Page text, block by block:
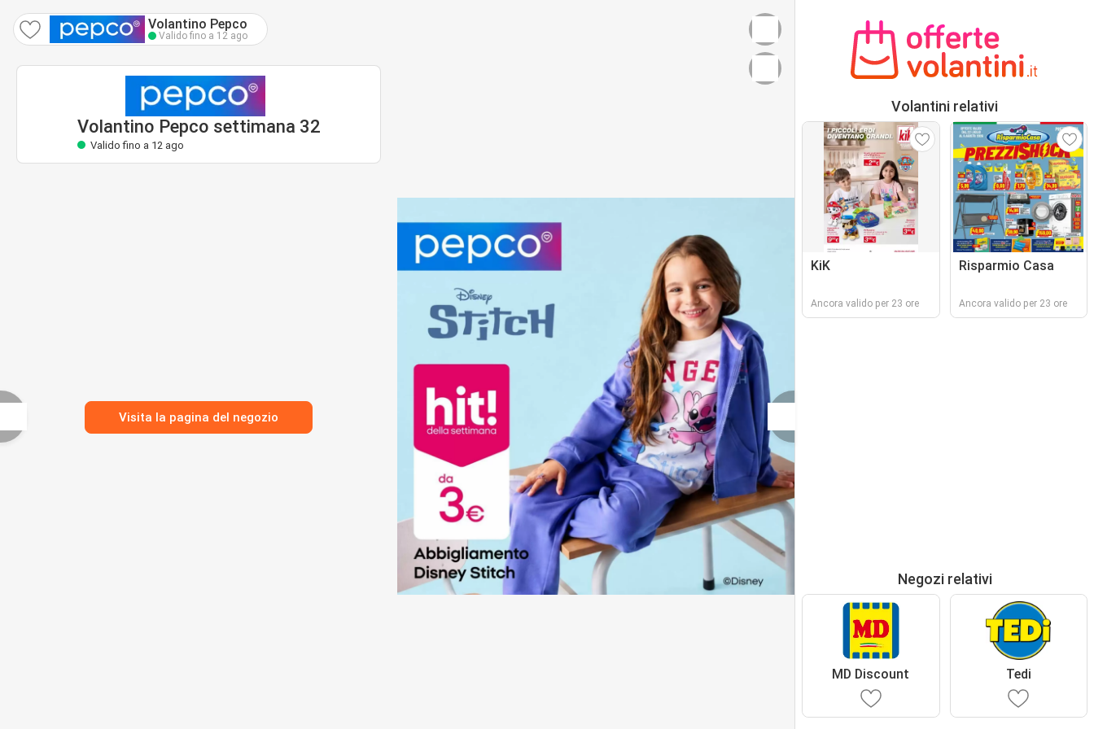
Volantino Pepco
Valido fino a 12 ago
Volantino Pepco settimana 32
Valido fino a 12 ago
Visita la pagina del negozio
Volantini relativi
KiK
Ancora valido per 23 ore
Risparmio Casa
Ancora valido per 23 ore
Negozi relativi
MD Discount Tedi